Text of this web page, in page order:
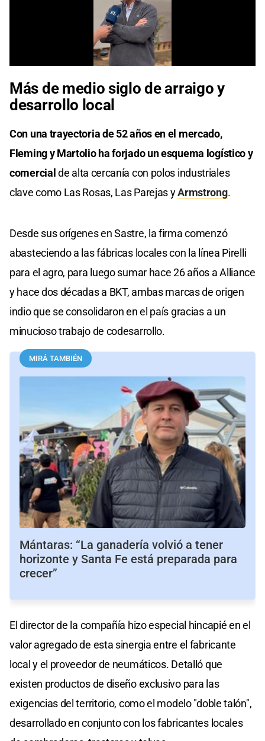
of
seconds
Más de medio siglo de arraigo y
desarrollo local
Con una trayectoria de 52 años en el mercado,
Fleming y Martolio ha forjado un esquema logístico y
comercialde alta cercanía con polos industriales
clave como Las Rosas, Las Parejas yArmstrong.
Desde sus orígenes en Sastre, la firma comenzó
abasteciendo a las fábricas locales con la línea Pirelli
para el agro, para luego sumar hace 26 años a Alliance
y hace dos décadas a BKT, ambas marcas de origen
indio que se consolidaron en el país gracias a un
minucioso trabajo de codesarrollo.
MIRÁ TAMBIÉN
Mántaras: “La ganadería volvió a tener
horizonte y Santa Fe está preparada para
crecer”
El director de la compañía hizo especial hincapié en el
valor agregado de esta sinergia entre el fabricante
local y el proveedor de neumáticos. Detalló que
existen productos de diseño exclusivo para las
exigencias del territorio, como el modelo "doble talón",
desarrollado en conjunto con los fabricantes locales